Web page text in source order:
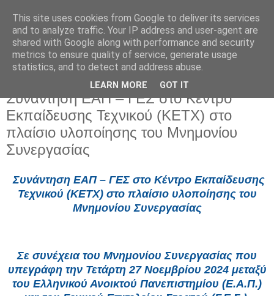
Παρασκευή 6 Ιουνίου 2025
Συνάντηση ΕΑΠ – ΓΕΣ στο Κέντρο
Εκπαίδευσης Τεχνικού (ΚΕΤΧ) στο
πλαίσιο υλοποίησης του Μνημονίου
Συνεργασίας
Συνάντηση ΕΑΠ – ΓΕΣ στο Κέντρο Εκπαίδευσης
Τεχνικού (ΚΕΤΧ) στο πλαίσιο υλοποίησης του
Μνημονίου Συνεργασίας
Σε συνέχεια του Μνημονίου Συνεργασίας που
υπεγράφη την Τετάρτη 27 Νοεμβρίου 2024 μεταξύ
του Ελληνικού Ανοικτού Πανεπιστημίου (Ε.Α.Π.)
This site uses cookies from Google to deliver its services
and to analyze traffic. Your IP address and user-agent are
shared with Google along with performance and security
metrics to ensure quality of service, generate usage
statistics, and to detect and address abuse.
LEARN MORE GOT IT